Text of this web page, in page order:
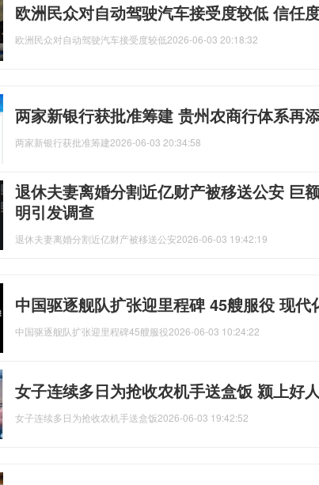
欧洲民众对自动驾驶汽车接受度较低 信任
欧洲民众对自动驾驶汽车接受度较低2026-06-03 20:18:32
两家新银行获批准筹建 贵州农商行体系再
两家新银行获批准筹建2026-06-03 20:34:58
退休夫妻离婚分割近亿财产被移送公安 巨
明引发调查
退休夫妻离婚分割近亿财产被移送公安2026-06-03 19:42:19
中国驱逐舰队扩张迎里程碑 45艘服役 现代
中国驱逐舰队扩张迎里程碑45艘服役2026-06-03 10:24:22
女子连续多日为抢收农机手送盒饭 颍上好
女子连续多日为抢收农机手送盒饭2026-06-03 19:42:52